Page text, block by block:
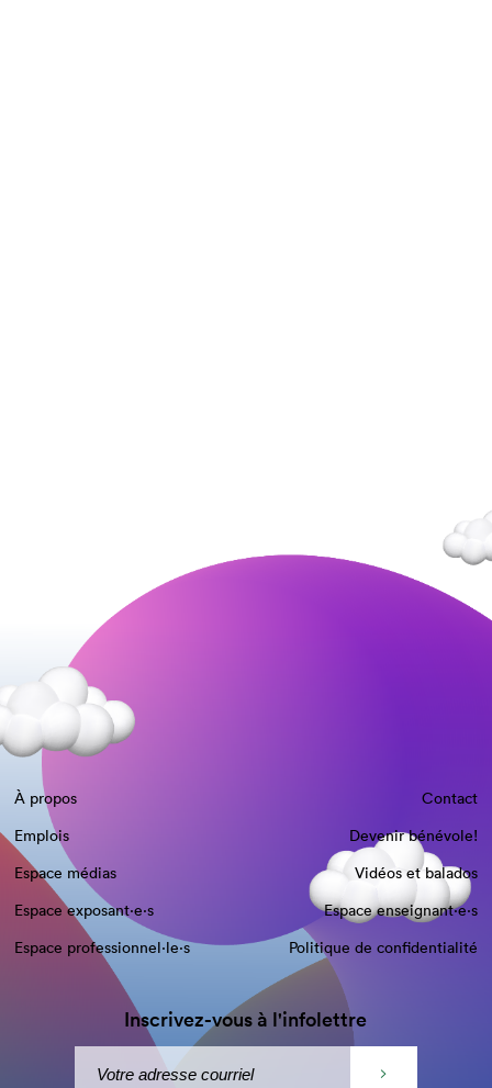
À propos
Contact
Emplois
Devenir bénévole!
Espace médias
Vidéos et balados
Espace exposant·e⋅s
Espace enseignant·e⋅s
Espace professionnel·le⋅s
Politique de confidentialité
Inscrivez-vous à l'infolettre